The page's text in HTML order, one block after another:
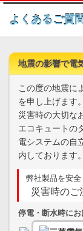
よくあるご質
地震の影響で電
この度の地震に
を申し上げます。
災害時の大切な
エコキュートの
電システムの自
内しております
弊社製品を安
災害時のご
停電・断水時に